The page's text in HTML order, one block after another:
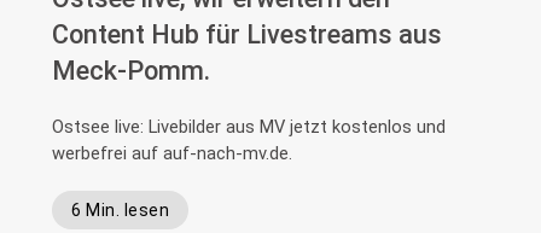
Content Hub für Livestreams aus
Meck-Pomm.
Ostsee live: Livebilder aus MV jetzt kostenlos und
werbefrei auf auf-nach-mv.de.
6 Min. lesen